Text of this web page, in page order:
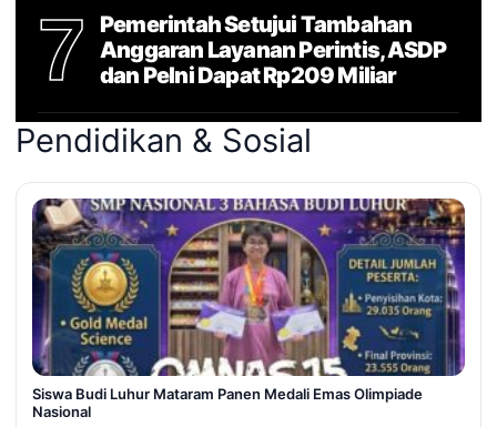
7
Pemerintah Setujui Tambahan
Anggaran Layanan Perintis, ASDP
dan Pelni Dapat Rp209 Miliar
Pendidikan & Sosial
Siswa Budi Luhur Mataram Panen Medali Emas Olimpiade
Nasional